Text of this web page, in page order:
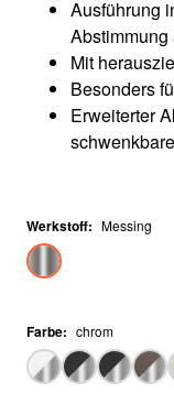
Ausführung
Abstimmung
Mit
Besonders
Erweiterter
Werkstoff: Messing
Farbe: chrom